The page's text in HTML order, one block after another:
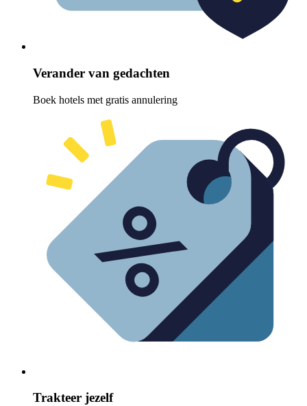
Verander van gedachten
Boek hotels met gratis annulering
Trakteer jezelf